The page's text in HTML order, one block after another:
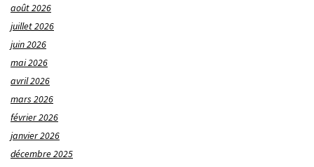
août 2026
juillet 2026
juin 2026
mai 2026
avril 2026
mars 2026
février 2026
janvier 2026
décembre 2025